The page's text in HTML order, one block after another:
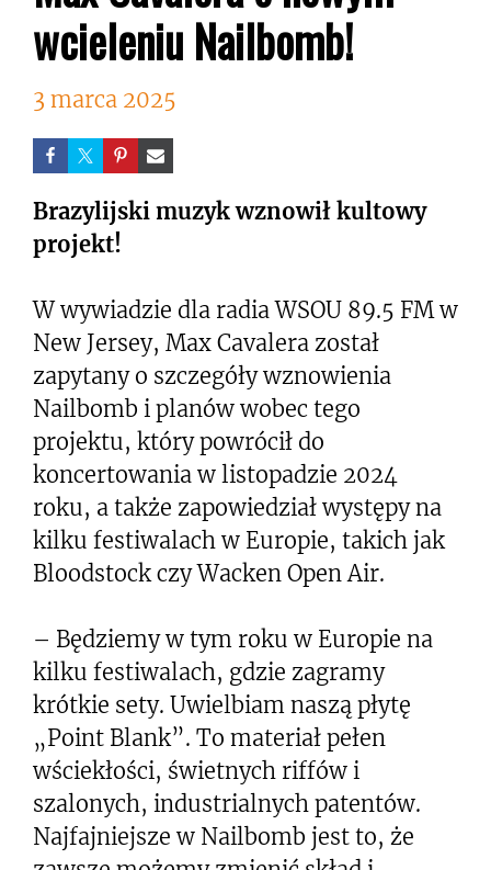
wcieleniu Nailbomb!
3 marca 2025
Brazylijski muzyk wznowił kultowy
projekt!
W wywiadzie dla radia WSOU 89.5 FM w
New Jersey, Max Cavalera został
zapytany o szczegóły wznowienia
Nailbomb i planów wobec tego
projektu, który powrócił do
koncertowania w listopadzie 2024
roku, a także zapowiedział występy na
kilku festiwalach w Europie, takich jak
Bloodstock czy Wacken Open Air.
– Będziemy w tym roku w Europie na
kilku festiwalach, gdzie zagramy
krótkie sety. Uwielbiam naszą płytę
„Point Blank”. To materiał pełen
wściekłości, świetnych riffów i
szalonych, industrialnych patentów.
Najfajniejsze w Nailbomb jest to, że